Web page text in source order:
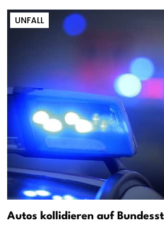
UNFALL
Autos kollidieren auf